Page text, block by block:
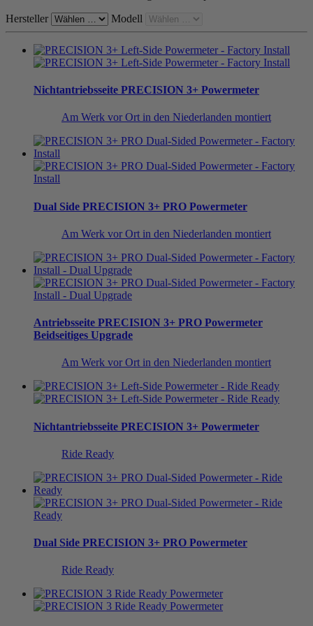
Hersteller
Modell
Nichtantriebsseite PRECISION 3+ Powermeter
Am Werk vor Ort in den Niederlanden montiert
Dual Side PRECISION 3+ PRO Powermeter
Am Werk vor Ort in den Niederlanden montiert
Antriebsseite PRECISION 3+ PRO Powermeter
Beidseitiges Upgrade
Am Werk vor Ort in den Niederlanden montiert
Nichtantriebsseite PRECISION 3+ Powermeter
Ride Ready
Dual Side PRECISION 3+ PRO Powermeter
Ride Ready